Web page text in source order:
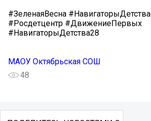
#ЗеленаяВесна #НавигаторыДетства
#Росдетцентр #ДвижениеПервых
#НавигаторыДетства28
МАОУ Октябрьская СОШ
48